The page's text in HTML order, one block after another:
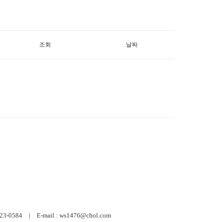
조회 날짜
0584 | E-mail : ws1476@chol.com